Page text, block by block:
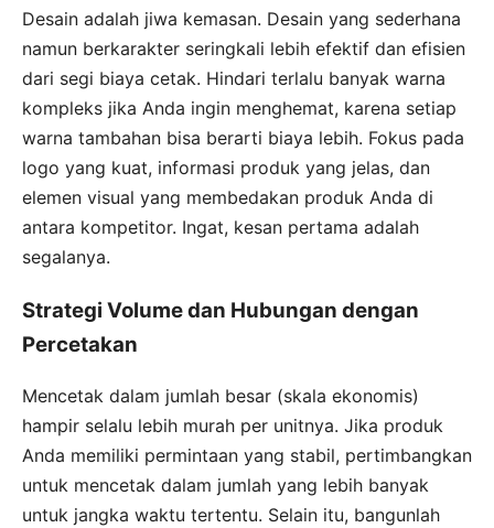
Desain adalah jiwa kemasan. Desain yang sederhana
namun berkarakter seringkali lebih efektif dan efisien
dari segi biaya cetak. Hindari terlalu banyak warna
kompleks jika Anda ingin menghemat, karena setiap
warna tambahan bisa berarti biaya lebih. Fokus pada
logo yang kuat, informasi produk yang jelas, dan
elemen visual yang membedakan produk Anda di
antara kompetitor. Ingat, kesan pertama adalah
segalanya.
Strategi Volume dan Hubungan dengan
Percetakan
Mencetak dalam jumlah besar (skala ekonomis)
hampir selalu lebih murah per unitnya. Jika produk
Anda memiliki permintaan yang stabil, pertimbangkan
untuk mencetak dalam jumlah yang lebih banyak
untuk jangka waktu tertentu. Selain itu, bangunlah